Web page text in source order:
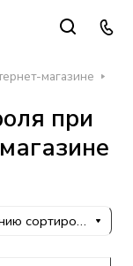
магазине
при
По убыванию сортировки